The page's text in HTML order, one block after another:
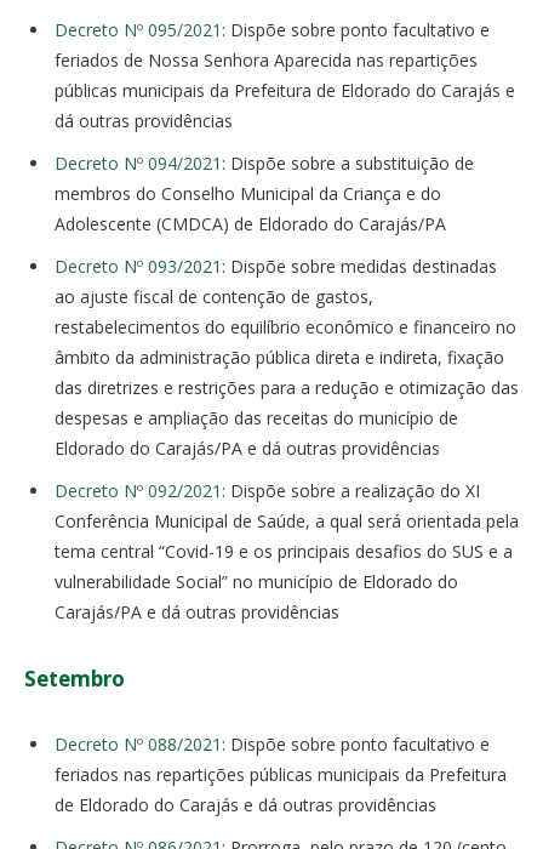
Decreto Nº 095/2021 : Dispõe sobre ponto facultativo e
feriados de Nossa Senhora Aparecida nas repartições
públicas municipais da Prefeitura de Eldorado do Carajás e
dá outras providências
Decreto Nº 094/2021 : Dispõe sobre a substituição de
membros do Conselho Municipal da Criança e do
Adolescente (CMDCA) de Eldorado do Carajás/PA
Decreto Nº 093/2021 : Dispõe sobre medidas destinadas
ao ajuste fiscal de contenção de gastos,
restabelecimentos do equilíbrio econômico e financeiro no
âmbito da administração pública direta e indireta, fixação
das diretrizes e restrições para a redução e otimização das
despesas e ampliação das receitas do município de
Eldorado do Carajás/PA e dá outras providências
Decreto Nº 092/2021 : Dispõe sobre a realização do XI
Conferência Municipal de Saúde, a qual será orientada pela
tema central “Covid-19 e os principais desafios do SUS e a
vulnerabilidade Social” no município de Eldorado do
Carajás/PA e dá outras providências
Setembro
Decreto Nº 088/2021 : Dispõe sobre ponto facultativo e
feriados nas repartições públicas municipais da Prefeitura
de Eldorado do Carajás e dá outras providências